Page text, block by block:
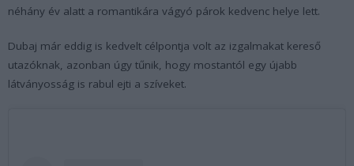
néhány év alatt a romantikára vágyó párok kedvenc helye lett.
Dubaj már eddig is kedvelt célpontja volt az izgalmakat kereső
utazóknak, azonban úgy tűnik, hogy mostantól egy újabb
látványosság is rabul ejti a szíveket.